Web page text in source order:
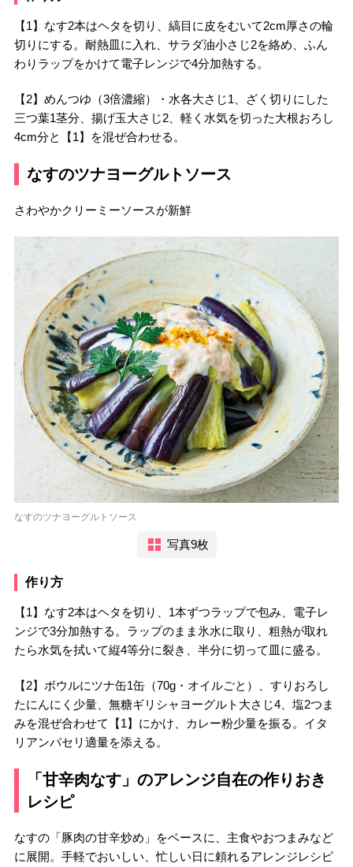
【1】なす2本はヘタを切り、縞目に皮をむいて2cm厚さの輪
切りにする。耐熱皿に入れ、サラダ油小さじ2を絡め、ふん
わりラップをかけて電子レンジで4分加熱する。
【2】めんつゆ（3倍濃縮）・水各大さじ1、ざく切りにした
三つ葉1茎分、揚げ玉大さじ2、軽く水気を切った大根おろし
4cm分と【1】を混ぜ合わせる。
なすのツナヨーグルトソース
さわやかクリーミーソースが新鮮
なすのツナヨーグルトソース
写真9枚
作り方
【1】なす2本はヘタを切り、1本ずつラップで包み、電子レ
ンジで3分加熱する。ラップのまま氷水に取り、粗熱が取れ
たら水気を拭いて縦4等分に裂き、半分に切って皿に盛る。
【2】ボウルにツナ缶1缶（70g・オイルごと）、すりおろし
たにんにく少量、無糖ギリシャヨーグルト大さじ4、塩2つま
みを混ぜ合わせて【1】にかけ、カレー粉少量を振る。イタ
リアンパセリ適量を添える。
「甘辛肉なす」のアレンジ自在の作りおき
レシピ
なすの「豚肉の甘辛炒め」をベースに、主食やおつまみなど
に展開。手軽でおいしい、忙しい日に頼れるアレンジレシピ